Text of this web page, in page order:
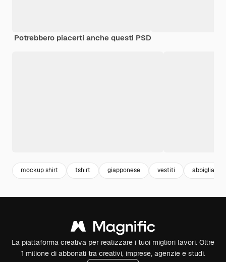
Potrebbero piacerti anche questi PSD
mockup shirt tshirt giapponese vestiti
La piattaforma creativa per realizzare i tuoi migliori lavori. Oltre
1 milione di abbonati tra creativi, imprese, agenzie e studi.